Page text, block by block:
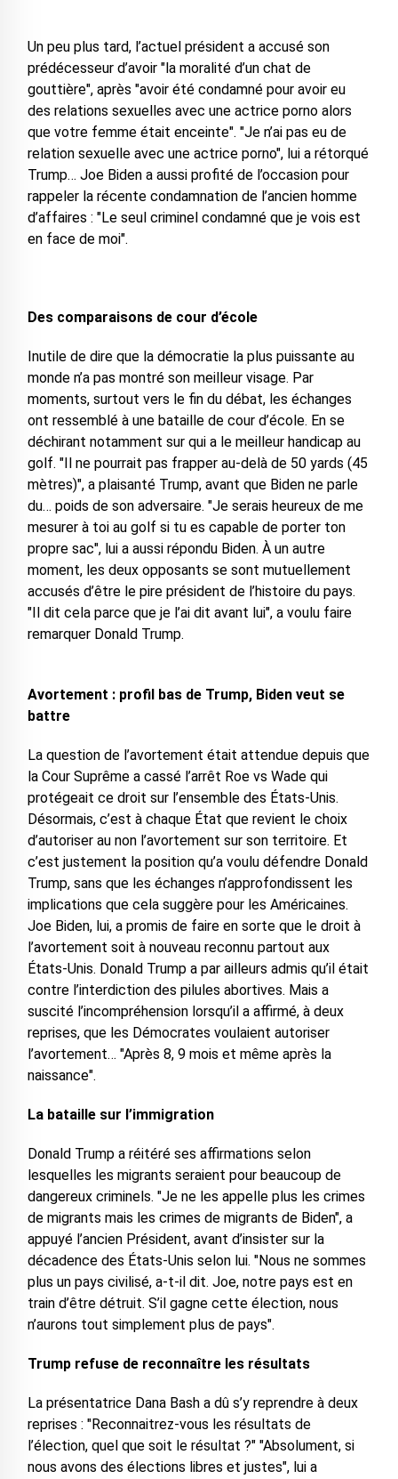
Un peu plus tard, l’actuel président a accusé son
prédécesseur d’avoir "la moralité d’un chat de
gouttière", après "avoir été condamné pour avoir eu
des relations sexuelles avec une actrice porno alors
que votre femme était enceinte". "Je n’ai pas eu de
relation sexuelle avec une actrice porno", lui a rétorqué
Trump… Joe Biden a aussi profité de l’occasion pour
rappeler la récente condamnation de l’ancien homme
d’affaires : "Le seul criminel condamné que je vois est
en face de moi".
Des comparaisons de cour d’école
Inutile de dire que la démocratie la plus puissante au
monde n’a pas montré son meilleur visage. Par
moments, surtout vers le fin du débat, les échanges
ont ressemblé à une bataille de cour d’école. En se
déchirant notamment sur qui a le meilleur handicap au
golf. "Il ne pourrait pas frapper au-delà de 50 yards (45
mètres)", a plaisanté Trump, avant que Biden ne parle
du… poids de son adversaire. "Je serais heureux de me
mesurer à toi au golf si tu es capable de porter ton
propre sac", lui a aussi répondu Biden. À un autre
moment, les deux opposants se sont mutuellement
accusés d’être le pire président de l’histoire du pays.
"Il dit cela parce que je l’ai dit avant lui", a voulu faire
remarquer Donald Trump.
Avortement : profil bas de Trump, Biden veut se
battre
La question de l’avortement était attendue depuis que
la Cour Suprême a cassé l’arrêt Roe vs Wade qui
protégeait ce droit sur l’ensemble des États-Unis.
Désormais, c’est à chaque État que revient le choix
d’autoriser au non l’avortement sur son territoire. Et
c’est justement la position qu’a voulu défendre Donald
Trump, sans que les échanges n’approfondissent les
implications que cela suggère pour les Américaines.
Joe Biden, lui, a promis de faire en sorte que le droit à
l’avortement soit à nouveau reconnu partout aux
États-Unis. Donald Trump a par ailleurs admis qu’il était
contre l’interdiction des pilules abortives. Mais a
suscité l’incompréhension lorsqu’il a affirmé, à deux
reprises, que les Démocrates voulaient autoriser
l’avortement… "Après 8, 9 mois et même après la
naissance".
La bataille sur l’immigration
Donald Trump a réitéré ses affirmations selon
lesquelles les migrants seraient pour beaucoup de
dangereux criminels. "Je ne les appelle plus les crimes
de migrants mais les crimes de migrants de Biden", a
appuyé l’ancien Président, avant d’insister sur la
décadence des États-Unis selon lui. "Nous ne sommes
plus un pays civilisé, a-t-il dit. Joe, notre pays est en
train d’être détruit. S’il gagne cette élection, nous
n’aurons tout simplement plus de pays".
Trump refuse de reconnaître les résultats
La présentatrice Dana Bash a dû s’y reprendre à deux
reprises : "Reconnaitrez-vous les résultats de
l’élection, quel que soit le résultat ?" "Absolument, si
nous avons des élections libres et justes", lui a